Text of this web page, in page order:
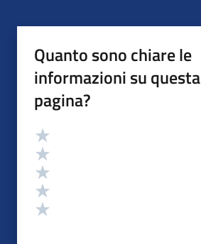
Quanto sono chiare le
informazioni su questa
pagina?
Valutazione